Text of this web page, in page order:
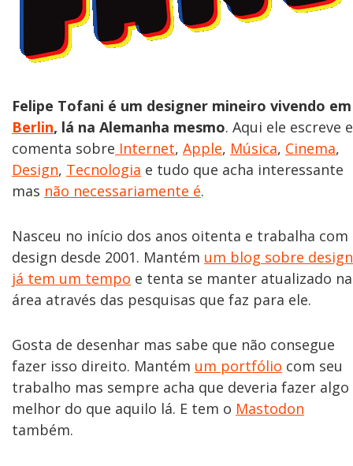
Felipe Tofani é um designer mineiro vivendo em
Berlin, lá na Alemanha mesmo. Aqui ele escreve e
comenta sobre Internet, Apple, Música, Cinema,
Design, Tecnologia e tudo que acha interessante
mas não necessariamente é.
Nasceu no início dos anos oitenta e trabalha com
design desde 2001. Mantém um blog sobre design
já tem um tempo e tenta se manter atualizado na
área através das pesquisas que faz para ele.
Gosta de desenhar mas sabe que não consegue
fazer isso direito. Mantém um portfólio com seu
trabalho mas sempre acha que deveria fazer algo
melhor do que aquilo lá. E tem o Mastodon
também.